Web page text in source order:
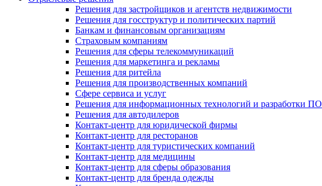
Решения для застройщиков и агентств недвижимости
Решения для госструктур и политических партий
Банкам и финансовым организациям
Страховым компаниям
Решения для сферы телекоммуникаций
Решения для маркетинга и рекламы
Решения для ритейла
Решения для производственных компаний
Сфере сервиса и услуг
Решения для информационных технологий и разработки ПО
Решения для автодилеров
Контакт-центр для юридической фирмы
Контакт-центр для ресторанов
Контакт-центр для туристических компаний
Контакт-центр для медицины
Контакт-центр для сферы образования
Контакт-центр для бренда одежды